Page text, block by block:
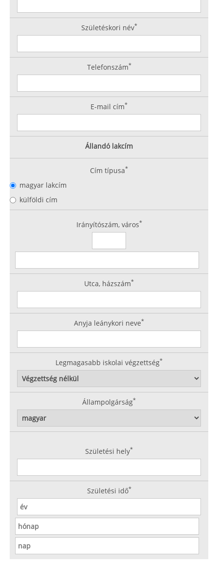
Születéskori név*
Telefonszám*
E-mail cím*
Állandó lakcím
Cím típusa*
magyar lakcím
külföldi cím
Irányítószám, város*
Utca, házszám*
Anyja leánykori neve*
Legmagasabb iskolai végzettség*
Állampolgárság*
Születési hely*
Születési idő*